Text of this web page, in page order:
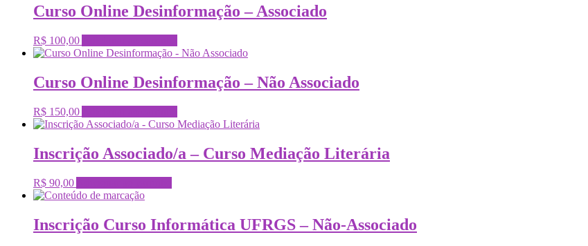
Curso Online Desinformação – Associado
R$ 100,00
Curso Online Desinformação – Não Associado
R$ 150,00
Inscrição Associado/a – Curso Mediação Literária
R$ 90,00
Inscrição Curso Informática UFRGS – Não-Associado